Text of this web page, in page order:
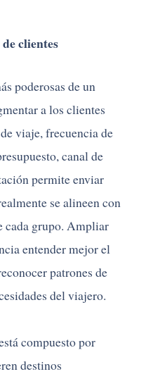
clientes
poderosas de un
a los clientes
viaje, frecuencia de
canal de
permite enviar
se alineen con
cada grupo. Ampliar
entender mejor el
patrones de
del viajero.
compuesto por
destinos